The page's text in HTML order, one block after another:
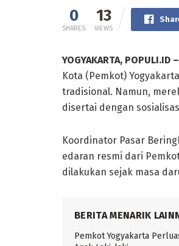
0
SHARES
13
VIEWS
YOGYAKARTA, POPULI.ID –
Kota (Pemkot)
tradisional. Namun,
disertai dengan
Koordinator Pasar
edaran resmi dari
dilakukan sejak masa
BERITA MENARIK
Pemkot Yogyakarta